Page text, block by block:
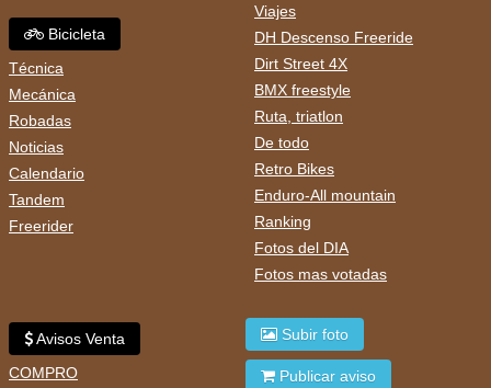
Bicicleta
Técnica
Mecánica
Robadas
Noticias
Calendario
Tandem
Freerider
Viajes
DH Descenso Freeride
Dirt Street 4X
BMX freestyle
Ruta, triatlon
De todo
Retro Bikes
Enduro-All mountain
Ranking
Fotos del DIA
Fotos mas votadas
Avisos Venta
COMPRO
Subir foto
Publicar aviso